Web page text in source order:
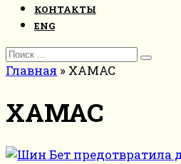
КОНТАКТЫ
ENG
Search
for:
Главная » ХАМАС
ХАМАС